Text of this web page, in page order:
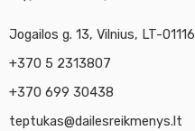
Jogailos g. 13, Vilnius, LT-01116
+370 5 2313807
+370 699 30438
teptukas@dailesreikmenys.lt